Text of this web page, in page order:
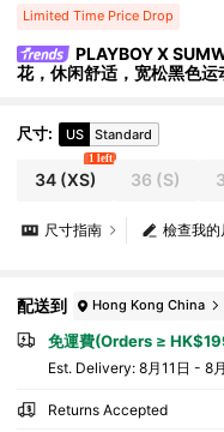
Limited Time Price Drop
PLAYBOY X
花，休闲舒适，宽松黑色
尺寸: US Standard
34(XS)
1 left
36 (S)
檢查我的
尺寸指南
配送到 Hong Kong China
免運費(Orders ≥
​Est. Delivery: 8月11日 - 8
Returns Accepted